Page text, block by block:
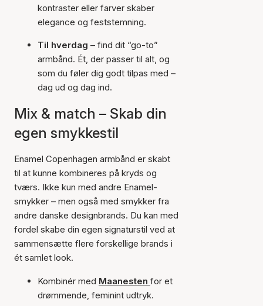
kontraster eller farver skaber
elegance og feststemning.
Til hverdag – find dit “go-to”
armbånd. Ét, der passer til alt, og
som du føler dig godt tilpas med –
dag ud og dag ind.
Mix & match – Skab din
egen smykkestil
Enamel Copenhagen armbånd er skabt
til at kunne kombineres på kryds og
tværs. Ikke kun med andre Enamel-
smykker – men også med smykker fra
andre danske designbrands. Du kan med
fordel skabe din egen signaturstil ved at
sammensætte flere forskellige brands i
ét samlet look.
Kombinér med Maanesten for et
drømmende, feminint udtryk.